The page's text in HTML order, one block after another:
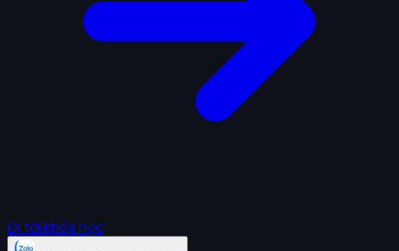
Đi tới khóa học